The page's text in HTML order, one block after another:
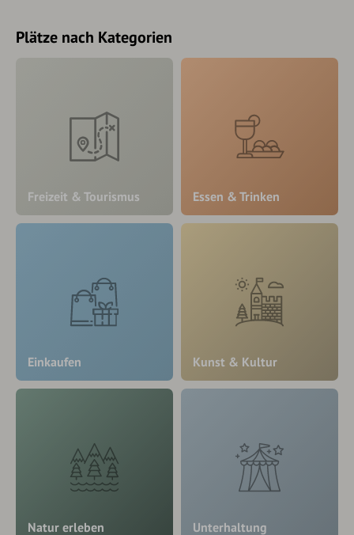
Plätze nach Kategorien
Freizeit & Tourismus Essen & Trinken
Einkaufen Kunst & Kultur
Natur erleben Unterhaltung